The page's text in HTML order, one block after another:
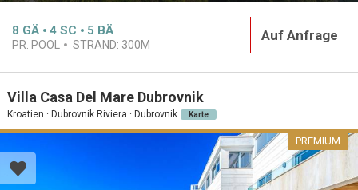
8 GÄ 4 SC 5 BÄ
PR. POOL STRAND: 300M
Auf Anfrage
Villa Casa Del Mare Dubrovnik
Kroatien · Dubrovnik Riviera · Dubrovnik Karte
PREMIUM